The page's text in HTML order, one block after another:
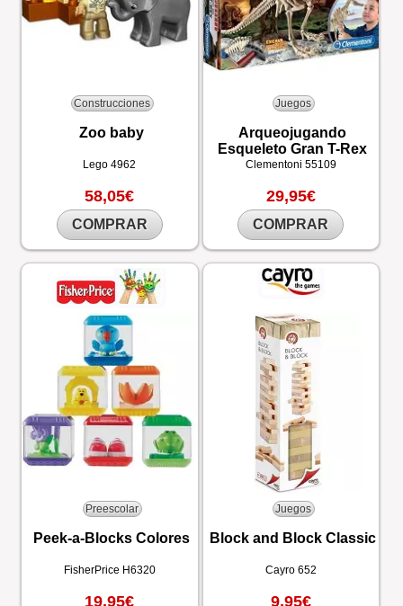
Construcciones
Zoo baby
Lego4962
58,05€
COMPRAR
Juegos
Arqueojugando
Esqueleto Gran T-Rex
Clementoni 55109
29,95€
COMPRAR
Preescolar
Peek-a-Blocks Colores
FisherPrice H6320
19,95€
Juegos
Block and Block Classic
Cayro 652
9,95€